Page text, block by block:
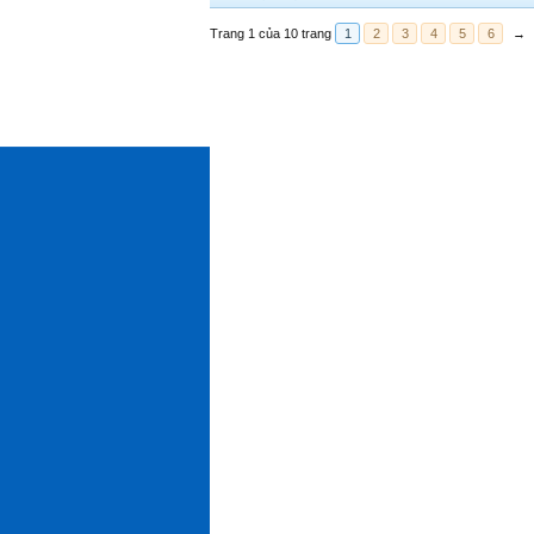
Trang 1 của 10 trang 1 2 3 4 5 6 →